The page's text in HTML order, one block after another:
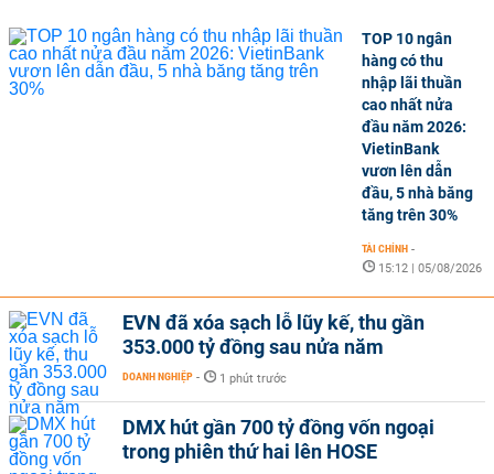
TOP 10 ngân
hàng có thu
nhập lãi thuần
cao nhất nửa
đầu năm 2026:
VietinBank
vươn lên dẫn
đầu, 5 nhà băng
tăng trên 30%
TÀI CHÍNH -
15:12 | 05/08/2026
EVN đã xóa sạch lỗ lũy kế, thu gần
353.000 tỷ đồng sau nửa năm
DOANH NGHIỆP - 1 phút trước
DMX hút gần 700 tỷ đồng vốn ngoại
trong phiên thứ hai lên HOSE